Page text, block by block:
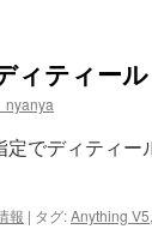
ィティール
でディティ
報 | タグ:Anything V5,